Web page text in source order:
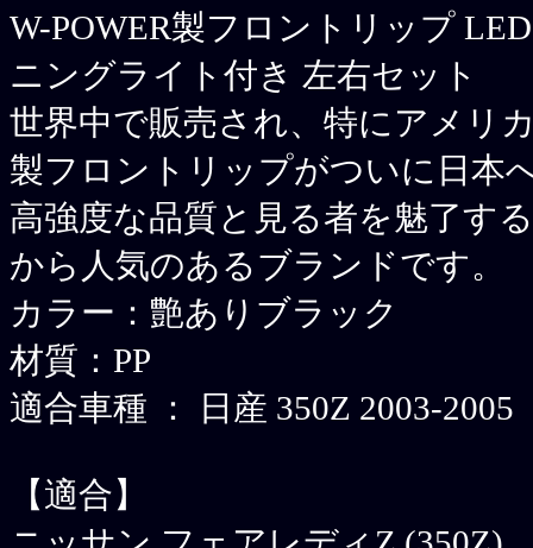
W-POWER製フロントリップ
ニングライト付き 左右セット
世界中で販売され、特にアメリ
製フロントリップがついに日本
高強度な品質と見る者を魅了す
から人気のあるブランドです。
カラー：艶ありブラック
材質：PP
適合車種 ： 日産 350Z 2003-2005
【適合】